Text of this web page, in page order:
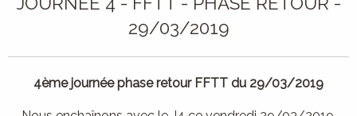
29/03/2019
4ème journée phase retour FFTT du 29/03/2019